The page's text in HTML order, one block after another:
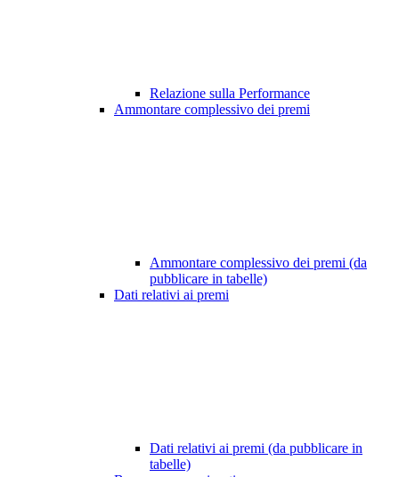
Relazione sulla Performance
Ammontare complessivo dei premi
Ammontare complessivo dei premi (da
pubblicare in tabelle)
Dati relativi ai premi
Dati relativi ai premi (da pubblicare in
tabelle)